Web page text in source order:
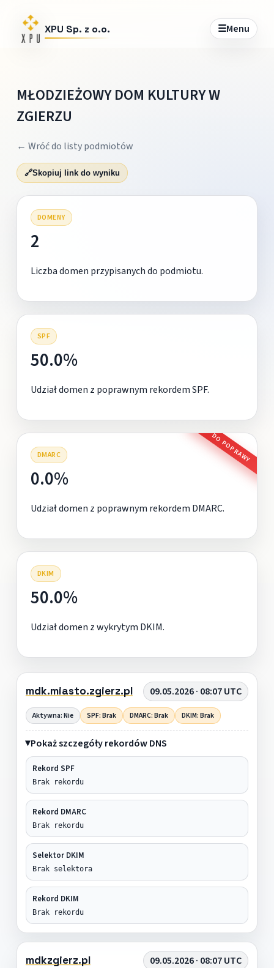
XPU Sp. z o.o. ☰Menu
MŁODZIEŻOWY DOM KULTURY W
ZGIERZU
← Wróć do listy podmiotów
🔗Skopiuj link do wyniku
DOMENY
2
Liczba domen przypisanych do podmiotu.
SPF
50.0%
Udział domen z poprawnym rekordem SPF.
DMARC DO POPRAWY
0.0%
Udział domen z poprawnym rekordem DMARC.
DKIM
50.0%
Udział domen z wykrytym DKIM.
mdk.miasto.zgierz.pl 09.05.2026 · 08:07 UTC
Aktywna: Nie SPF: Brak DMARC: Brak DKIM: Brak
Pokaż szczegóły rekordów DNS
Rekord SPF
Brak rekordu
Rekord DMARC
Brak rekordu
Selektor DKIM
Brak selektora
Rekord DKIM
Brak rekordu
mdkzgierz.pl 09.05.2026 · 08:07 UTC